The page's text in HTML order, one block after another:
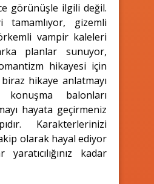
görünüşle ilgili değil.
tamamlıyor, gizemli
vampir kaleleri
planlar sunuyor,
hikayesi için
hikaye anlatmayı
balonları
hayata geçirmeniz
Karakterlerinizi
olarak hayal ediyor
yaratıcılığınız kadar